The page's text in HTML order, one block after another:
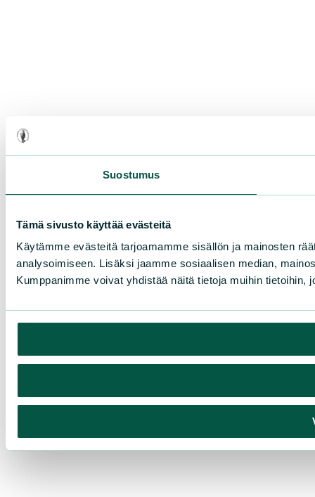
Suostumus
Tämä sivusto käyttää evästeitä
Käytämme evästeitä tarjoamamme sisällön ja mainosten
analysoimiseen. Lisäksi jaamme sosiaalisen median,
Kumppanimme voivat yhdistää näitä tietoja muihin tietoihin,